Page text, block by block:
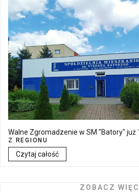
Walne Zgromadzenie w SM "Batory" już
Z REGIONU
Czytaj całość
ZOBACZ